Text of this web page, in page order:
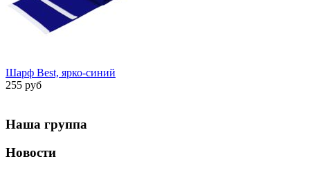
Шарф Best, ярко-синий
255 руб
Наша группа
Новости